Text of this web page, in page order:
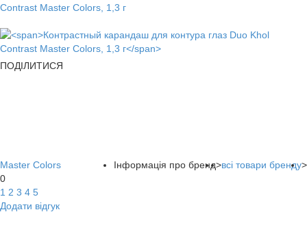
Contrast Master Colors, 1,3 г
ПОДІЛИТИСЯ
Інформація про бренд>всі товари бренду>
Master Colors
0
1 2 3 4 5
Додати відгук